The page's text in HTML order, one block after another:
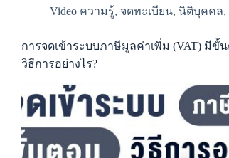
บริษัท
ขั้น
ตอน
และ
วิธี
การ
อย่างไร
Video ความรู้, จดทะเบียน, นิติบุคคล,
การจดเข้าระบบภาษีมูลค่าเพิ่ม (VAT) มีขั้
วิธีการอย่างไร?